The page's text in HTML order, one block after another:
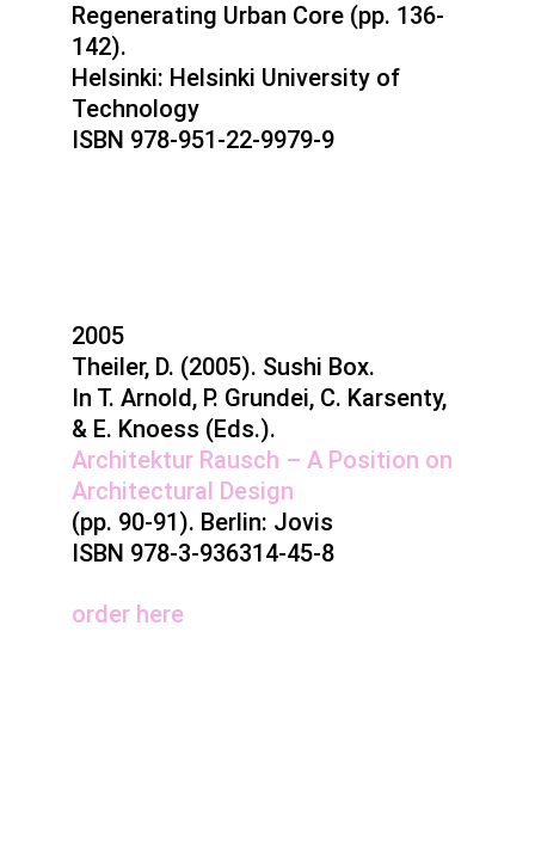
Regenerating Urban Core (pp. 136-
142).
Helsinki: Helsinki University of
Technology
ISBN 978-951-22-9979-9
2005
Theiler, D. (2005). Sushi Box.
In T. Arnold, P. Grundei, C. Karsenty,
& E. Knoess (Eds.).
Architektur Rausch – A Position on
Architectural Design
(pp. 90-91). Berlin: Jovis
ISBN 978-3-936314-45-8
order here